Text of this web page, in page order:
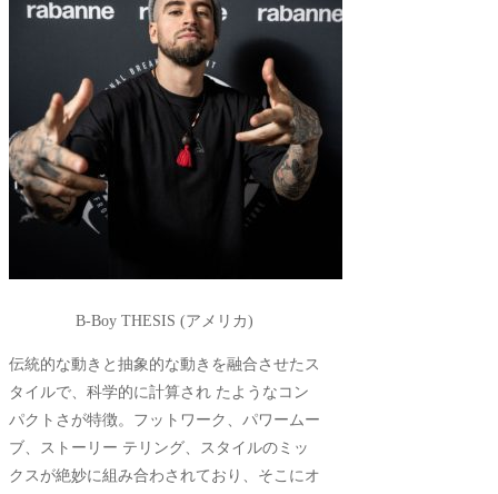
B-Boy THESIS (アメリカ)
伝統的な動きと抽象的な動きを融合させたス
タイルで、科学的に計算され たようなコン
パクトさが特徴。フットワーク、パワームー
ブ、ストーリー テリング、スタイルのミッ
クスが絶妙に組み合わされており、そこにオ